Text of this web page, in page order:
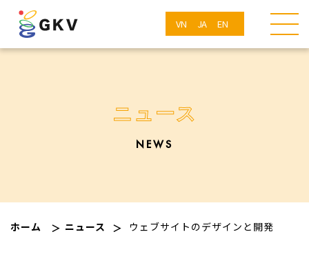
VN JA EN
ニュース
NEWS
ホーム ニュース ウェブサイトのデザインと開発